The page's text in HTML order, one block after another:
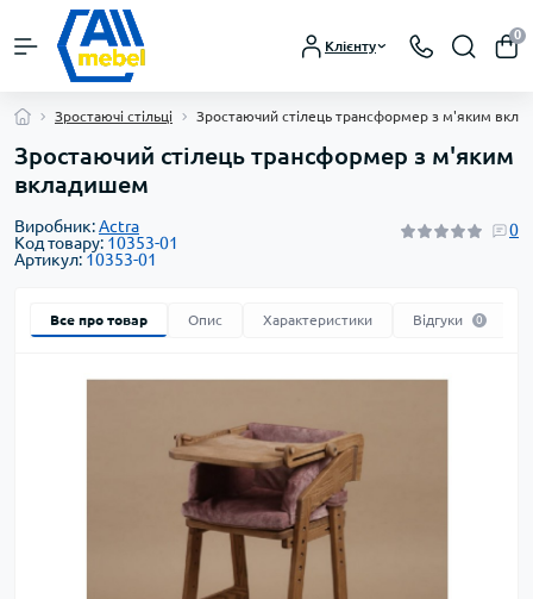
Клієнту
0
Зростаючі стільці Зростаючий стілець трансформер з м'яким
Зростаючий стілець трансформер з м'яким
вкладишем
Виробник:Actra
Код товару: 10353-01
Артикул: 10353-01
0
Все про товар Опис Характеристики Відгуки 0